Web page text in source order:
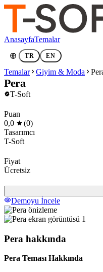
AnasayfaTemalar
TR EN
Temalar Giyim & Moda
Pera
T-Soft
Puan
0,0
(0)
Tasarımcı
T-Soft
Fiyat
Ücretsiz
Demoyu İncele
Pera hakkında
Pera Teması Hakkında